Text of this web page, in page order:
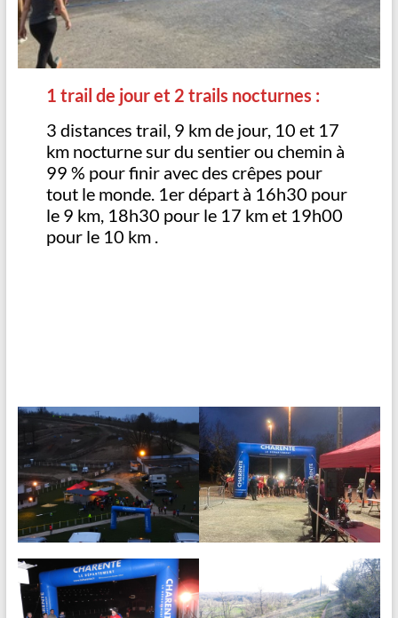
1 trail de jour et 2 trails nocturnes :
3 distances trail, 9 km de jour, 10 et 17
km nocturne sur du sentier ou chemin à
99 % pour finir avec des crêpes pour
tout le monde. 1er départ à 16h30 pour
le 9 km, 18h30 pour le 17 km et 19h00
pour le 10 km .